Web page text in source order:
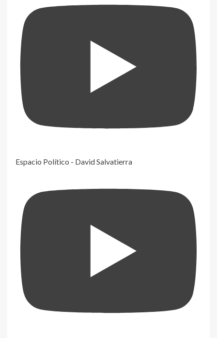
Espacio Político - David Salvatierra